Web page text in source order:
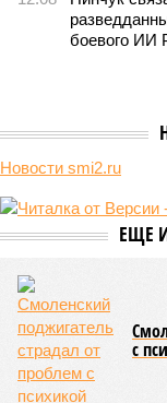
В нескольких
«Станция Л»
реальной
Пока в Ярославском
уже получают
заключение о
совсем недалеко, в
улице, картина,
ЖК «Светлый мир